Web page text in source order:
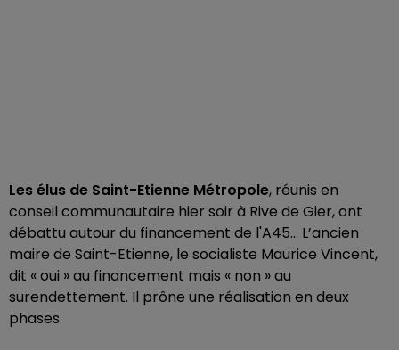
Les élus de Saint-Etienne Métropole, réunis en
conseil communautaire hier soir à Rive de Gier, ont
débattu autour du financement de l'A45... L’ancien
maire de Saint-Etienne, le socialiste Maurice Vincent,
dit « oui » au financement mais « non » au
surendettement. Il prône une réalisation en deux
phases.